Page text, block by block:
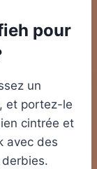
pour
un
et portez-le
cintrée et
avec des